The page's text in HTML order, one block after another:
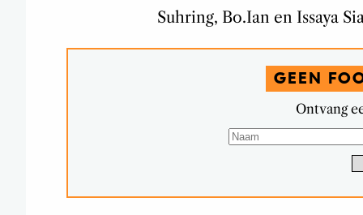
Suhring, Bo.Ian en Issaya
GEEN
Ontvang